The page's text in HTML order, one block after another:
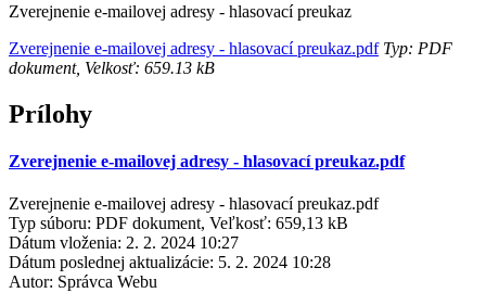
Zverejnenie e-mailovej adresy - hlasovací preukaz
Zverejnenie e-mailovej adresy - hlasovací preukaz.pdfTyp: PDF
dokument, Velkosť: 659.13 kB
Prílohy
Zverejnenie e-mailovej adresy - hlasovací preukaz.pdf
Zverejnenie e-mailovej adresy - hlasovací preukaz.pdf
Typ súboru: PDF dokument, Veľkosť: 659,13 kB
Dátum vloženia: 2. 2. 2024 10:27
Dátum poslednej aktualizácie: 5. 2. 2024 10:28
Autor: Správca Webu